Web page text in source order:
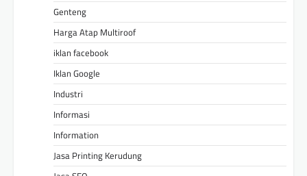
Genteng
Harga Atap Multiroof
iklan facebook
Iklan Google
Industri
Informasi
Information
Jasa Printing Kerudung